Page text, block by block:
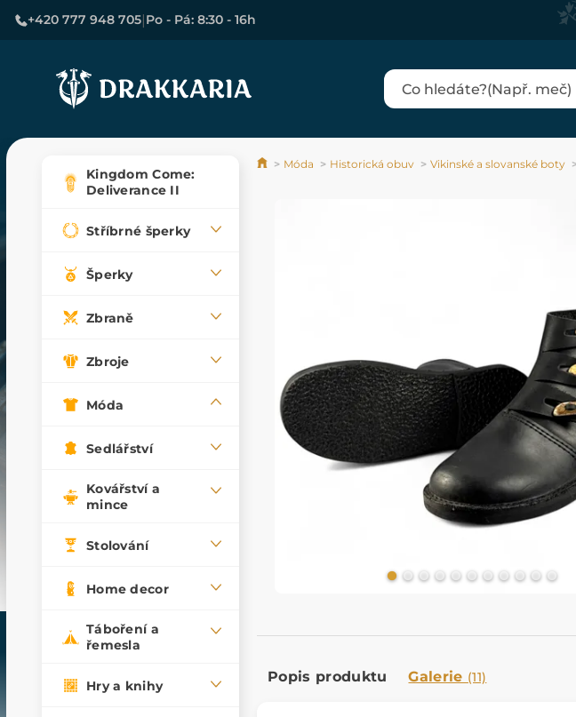
+420 777 948 705|Po - Pá: 8:30 - 16h
Kingdom Come:
Deliverance II
Stříbrné šperky
Šperky
Zbraně
Zbroje
Móda
Sedlářství
Kovářství a
mince
Stolování
Home decor
Táboření a
řemesla
Hry a knihy
Móda Historická obuv Vikinské a slovanské boty
Popis produktu Galerie (11)